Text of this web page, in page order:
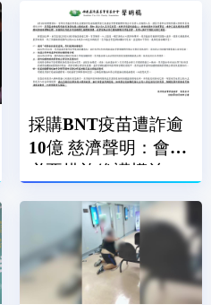
採購BNT疫苗遭詐逾
10億 慈濟聲明：會採
必要措施維護權益